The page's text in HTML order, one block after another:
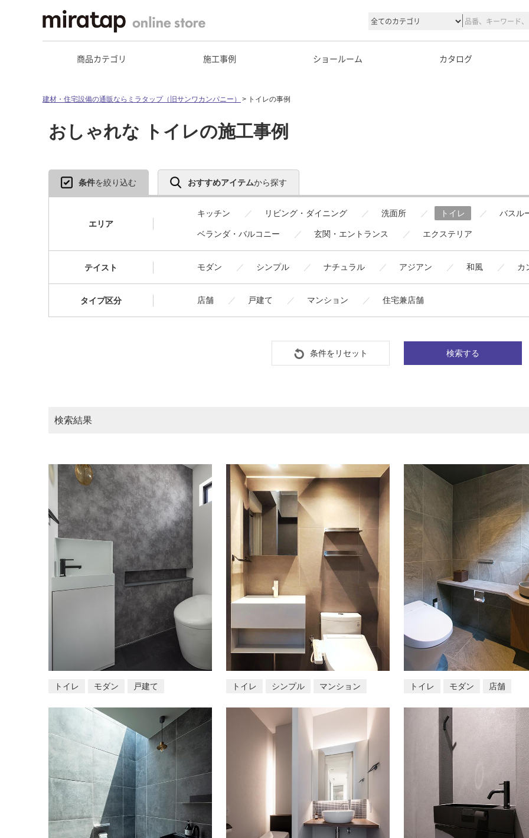
商品カテゴリ 施工事例 ショールーム カタログ
建材・住宅設備の通販ならミラタップ（旧サンワカンパニー） トイレの事例
おしゃれな トイレの施工事例
条件を絞り込む おすすめアイテムから探す
エリア
キッチン リビング・ダイニング 洗面所 トイレ バスル
ベランダ・バルコニー 玄関・エントランス エクステリア
テイスト モダン シンプル ナチュラル アジアン 和風 カ
タイプ区分 店舗 戸建て マンション 住宅兼店舗
条件をリセット 検索する
検索結果
トイレ モダン 戸建て トイレ シンプル マンション トイレ モダン 店舗